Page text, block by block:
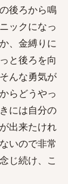
後ろから鳴
ックになっ
、金縛りに
と後ろを向
んな勇気が
らどうやっ
には自分の
出来たけれ
いので非常
じ続け、こ